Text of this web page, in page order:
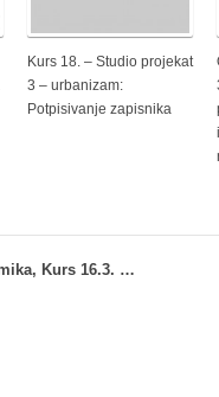
Kurs 18. – Studio projekat
3 – urbanizam:
Potpisivanje zapisnika
Kurs 16.2. – Ekonomika, Kurs 16.3. – Regulativa i Kurs 22.2. – Organizacija: Potpisivanje zapisnika